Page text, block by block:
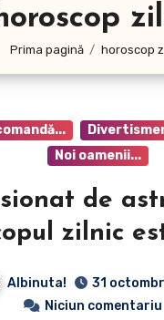
Prima pagină horoscop
Noi oamenii...
de
zilnic
Albinuta!
31
Niciun comentariu